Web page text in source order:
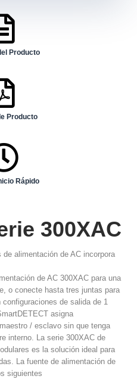
Producto
Producto
Rápido
300XAC
alimentación de AC incorpora
de AC 300XAC para una
o conecte hasta tres juntas para
de salida de 1
asigna
/ esclavo sin que tenga
interno. La serie 300XAC de
es la solución ideal para
La fuente de alimentación de
siguientes